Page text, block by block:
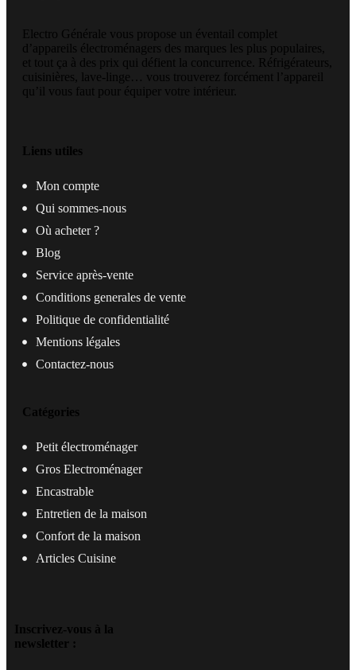
Electro Générale vous propose un éventail complet
d’appareils électroménagers des marques les plus populaires,
et tout ça à des prix qui défient la concurrence. Réfrigérateurs,
cuisinières, lave-linge… vous trouverez forcément l’appareil
qu’il vous faut pour équiper votre intérieur.
Liens utiles
Mon compte
Qui sommes-nous
Où acheter ?
Blog
Service après-vente
Conditions generales de vente
Politique de confidentialité
Mentions légales
Contactez-nous
Catégories
Petit électroménager
Gros Electroménager
Encastrable
Entretien de la maison
Confort de la maison
Articles Cuisine
Inscrivez-vous à la
newsletter :